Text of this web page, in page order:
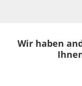
Wir haben